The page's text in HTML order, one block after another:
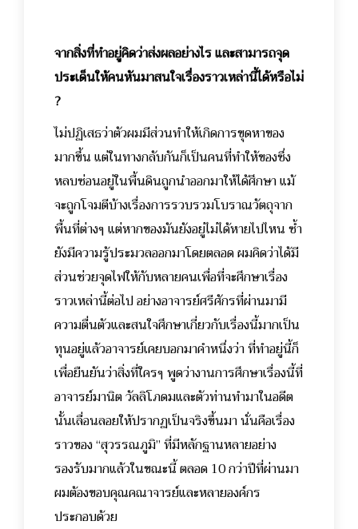
จากสิ่งที่ทำอยู่คิดว่าส่งผลอย่างไร และสามารถจุด
ประเด็นให้คนหันมาสนใจเรื่องราวเหล่านี้ได้หรือไม่
?
ไม่ปฏิเสธว่าตัวผมมีส่วนทำให้เกิดการขุดหาของ
มากขึ้น แต่ในทางกลับกันก็เป็นคนที่ทำให้ของซึ่ง
หลบซ่อนอยู่ในพื้นดินถูกนำออกมาให้ได้ศึกษา แม้
จะถูกโจมตีบ้างเรื่องการรวบรวมโบราณวัตถุจาก
พื้นที่ต่างๆ แต่หากของมันยังอยู่ไม่ได้หายไปไหน ซ้ำ
ยังมีความรู้ประมวลออกมาโดยตลอด ผมคิดว่าได้มี
ส่วนช่วยจุดไฟให้กับหลายคนเพื่อที่จะศึกษาเรื่อง
ราวเหล่านี้ต่อไป อย่างอาจารย์ศรีศักรที่ผ่านมามี
ความตื่นตัวและสนใจศึกษาเกี่ยวกับเรื่องนี้มากเป็น
ทุนอยู่แล้วอาจารย์เคยบอกมาคำหนึ่งว่า ที่ทำอยู่นี้ก็
เพื่อยืนยันว่าสิ่งที่ใครๆ พูดว่างานการศึกษาเรื่องนี้ที่
อาจารย์มานิต วัลลิโภดมและตัวท่านทำมาในอดีต
นั้นเลื่อนลอยให้ปรากฏเป็นจริงขึ้นมา นั่นคือเรื่อง
ราวของ “สุวรรณภูมิ” ที่มีหลักฐานหลายอย่าง
รองรับมากแล้วในขณะนี้ ตลอด 10 กว่าปีที่ผ่านมา
ผมต้องขอบคุณคณาจารย์และหลายองค์กร
ประกอบด้วย